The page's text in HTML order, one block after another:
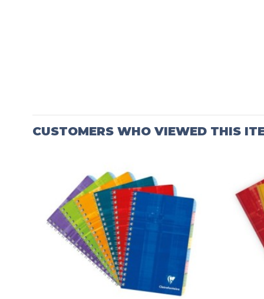
CUSTOMERS WHO VIEWED THIS